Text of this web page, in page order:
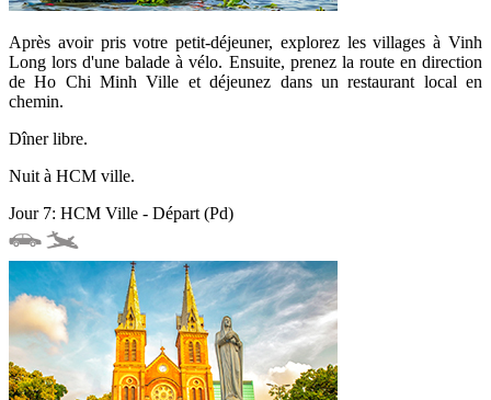
Après avoir pris votre petit-déjeuner, explorez les villages à Vinh
Long lors d'une balade à vélo. Ensuite, prenez la route en direction
de Ho Chi Minh Ville et déjeunez dans un restaurant local en
chemin.
Dîner libre.
Nuit à HCM ville.
Jour 7: HCM Ville - Départ (Pd)